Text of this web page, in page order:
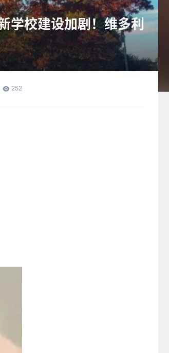
学校建设加剧！维多利
252